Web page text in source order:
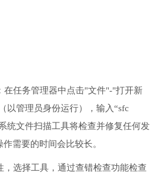
在任务管理器中点击"文件"-"打开新
以管理员身份运行），输入“sfc
统文件扫描工具将检查并修复任何发
需要的时间会比较长。
，选择工具，通过查错检查功能检查